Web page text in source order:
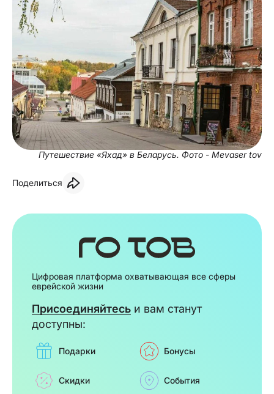
Путешествие «Яхад» в Беларусь. Фото - Mevaser tov
Поделиться
Цифровая платформа охватывающая все сферы
еврейской жизни
Присоединяйтесь и вам станут
доступны:
Подарки Бонусы
Скидки События